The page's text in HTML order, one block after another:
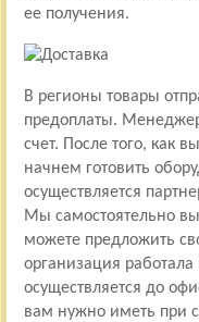
ее получения.
В регионы товары
предоплаты.
счет. После того, как
начнем готовить
осуществляется
Мы самостоятельно
можете предложить
организация
осуществляется до
вам нужно иметь при